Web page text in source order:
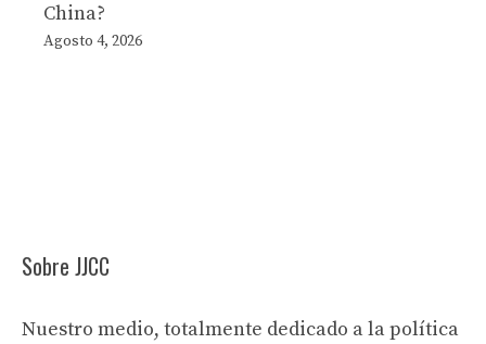
China?
Agosto 4, 2026
Sobre JJCC
Nuestro medio, totalmente dedicado a la política